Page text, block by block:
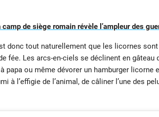
camp de siège romain révèle l’ampleur des
donc tout naturellement que les licornes
fée. Les arcs-en-ciels se déclinent en gâteau
papa ou même dévorer un hamburger licorne
à l’effigie de l’animal, de câliner l’une des